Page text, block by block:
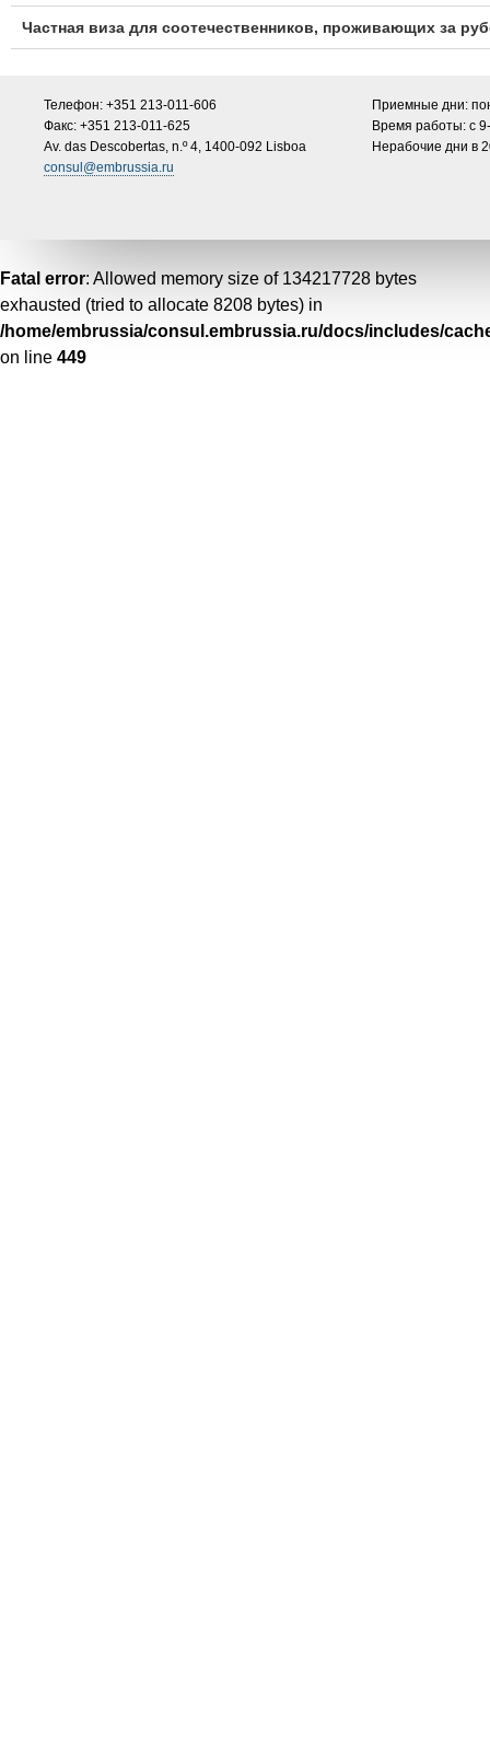
Частная виза для соотечественников, проживающих за
Телефон: +351 213-011-606​
Факс: +351 213-011-625​
Av. das Descobertas, n.º 4, 1400-092 Lisboa​
consul@embrussia.ru
Приемные дни:
Время работы: с
Нерабочие дни в
Fatal error: Allowed memory size of 134217728 bytes
exhausted (tried to allocate 8208 bytes) in
/home/embrussia/consul.embrussia.ru/docs/includes/
on line 449